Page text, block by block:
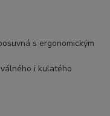
s ergonomickým
i kulatého